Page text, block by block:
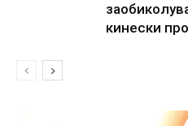
кинески